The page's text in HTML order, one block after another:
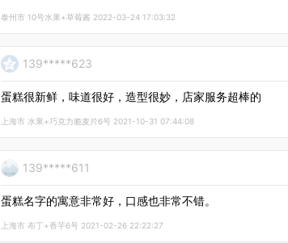
泰州市 10号水果+草莓酱 2022-03-24 17:03:32
139*****623
蛋糕很新鲜，味道很好，造型很妙，店家服务超棒的
上海市 水果+巧克力脆麦片6号 2021-10-31 07:44:08
139*****611
蛋糕名字的寓意非常好，口感也非常不错。
上海市 布丁+香芋6号 2021-02-26 22:22:27